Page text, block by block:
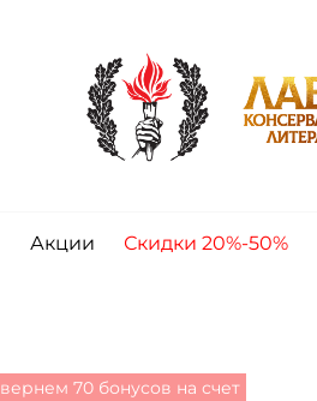
Акции Скидки 20%-50%
вернем 70 бонусов на счет